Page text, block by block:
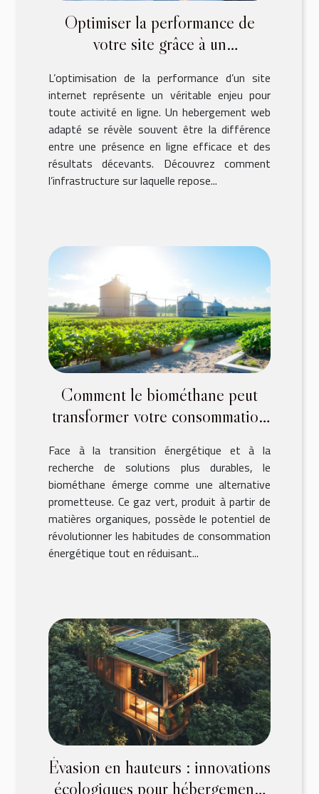
Optimiser la performance de
votre site grâce à un
L’optimisation de la performance d’un site
internet représente un véritable enjeu pour
toute activité en ligne. Un hebergement web
adapté se révèle souvent être la différence
entre une présence en ligne efficace et des
résultats décevants. Découvrez comment
l’infrastructure sur laquelle repose...
Comment le biométhane peut
transformer votre consommation
Face à la transition énergétique et à la
recherche de solutions plus durables, le
biométhane émerge comme une alternative
prometteuse. Ce gaz vert, produit à partir de
matières organiques, possède le potentiel de
révolutionner les habitudes de consommation
énergétique tout en réduisant...
Évasion en hauteurs : innovations
écologiques pour hébergements